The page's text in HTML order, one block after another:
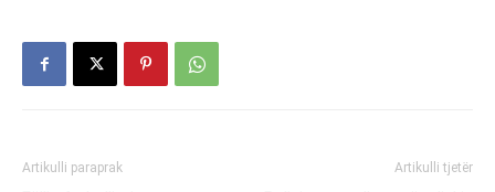
Artikulli paraprak Artikulli tjetër